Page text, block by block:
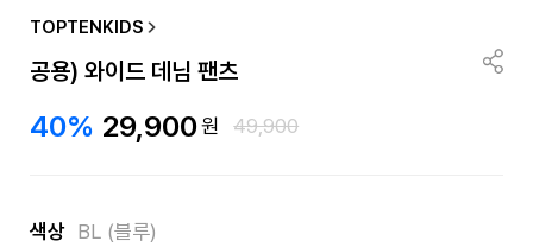
TOPTENKIDS
공용) 와이드 데님 팬츠
40% 29,900원 49,900
색상 BL (블루)